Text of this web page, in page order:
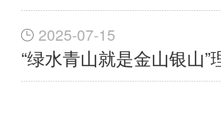
2025-07-15
“绿水青山就是金山银山